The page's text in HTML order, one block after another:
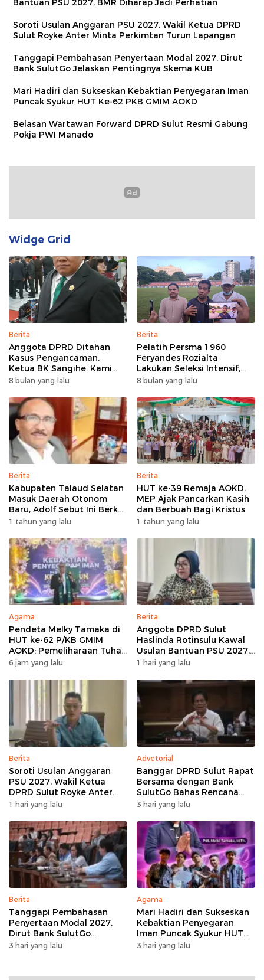
Bantuan PSU 2027, BMR Diharap Jadi Perhatian
Soroti Usulan Anggaran PSU 2027, Wakil Ketua DPRD
Sulut Royke Anter Minta Perkimtan Turun Lapangan
Tanggapi Pembahasan Penyertaan Modal 2027, Dirut
Bank SulutGo Jelaskan Pentingnya Skema KUB
Mari Hadiri dan Sukseskan Kebaktian Penyegaran Iman
Puncak Syukur HUT Ke-62 PKB GMIM AOKD
Belasan Wartawan Forward DPRD Sulut Resmi Gabung
Pokja PWI Manado
Widge Grid
Berita
Anggota DPRD Ditahan
Kasus Pengancaman,
Ketua BK Sangihe: Kami
Prihatin, Tapi Hormati
8 bulan yang lalu
Berita
Pelatih Persma 1960
Feryandes Rozialta
Lakukan Seleksi Intensif,
Cari Pemain Cepat
8 bulan yang lalu
Berita
Kabupaten Talaud Selatan
Masuk Daerah Otonom
Baru, Adolf Sebut Ini Berkat
Dukungan Dari Berbagai
1 tahun yang lalu
Berita
HUT ke-39 Remaja AOKD,
MEP Ajak Pancarkan Kasih
dan Berbuah Bagi Kristus
1 tahun yang lalu
Agama
Pendeta Melky Tamaka di
HUT ke-62 P/KB GMIM
AOKD: Pemeliharaan Tuhan
Adalah Berkat Terbesar
6 jam yang lalu
Berita
Anggota DPRD Sulut
Haslinda Rotinsulu Kawal
Usulan Bantuan PSU 2027,
BMR Diharap Jadi
1 hari yang lalu
Berita
Soroti Usulan Anggaran
PSU 2027, Wakil Ketua
DPRD Sulut Royke Anter
Minta Perkimtan Turun
1 hari yang lalu
Advetorial
Banggar DPRD Sulut Rapat
Bersama dengan Bank
SulutGo Bahas Rencana
Penyertaan Modal Rp30
3 hari yang lalu
Berita
Tanggapi Pembahasan
Penyertaan Modal 2027,
Dirut Bank SulutGo
Jelaskan Pentingnya
3 hari yang lalu
Agama
Mari Hadiri dan Sukseskan
Kebaktian Penyegaran
Iman Puncak Syukur HUT
Ke-62 PKB GMIM AOKD
3 hari yang lalu